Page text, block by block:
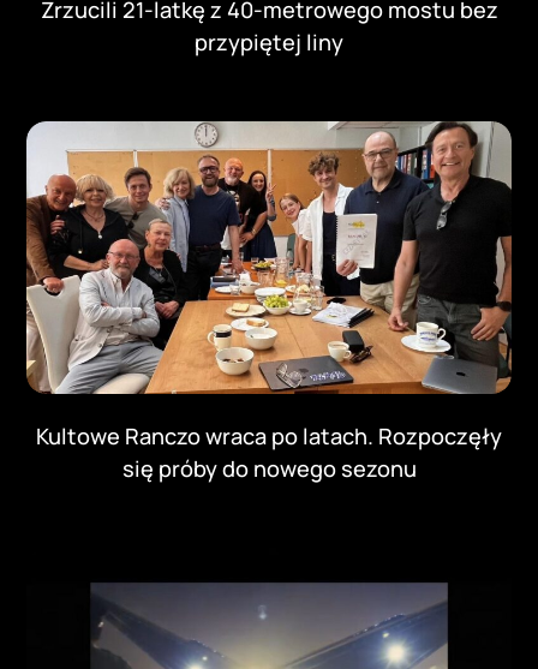
Zrzucili 21-latkę z 40-metrowego mostu bez
przypiętej liny
Kultowe Ranczo wraca po latach. Rozpoczęły
się próby do nowego sezonu